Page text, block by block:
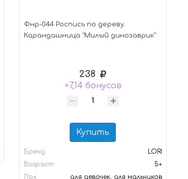
Фнр-044 Роспись по дереву.
Карандашница "Милый динозаврик"
238
+7,14 бонусов
Купить
Бренд
LORI
Возраст
5+
Пол
для девочек, для мальчиков